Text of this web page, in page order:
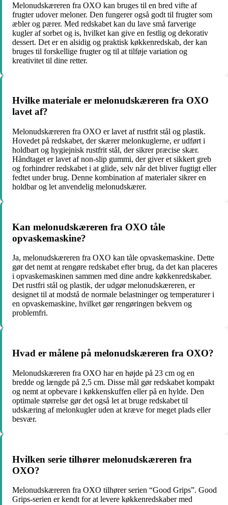
Melonudskæreren fra OXO kan bruges til en bred vifte af
frugter udover meloner. Den fungerer også godt til frugter som
æbler og pærer. Med redskabet kan du lave små farverige
kugler af sorbet og is, hvilket kan give en festlig og dekorativ
dessert. Det er en alsidig og praktisk køkkenredskab, der kan
bruges til forskellige frugter og til at tilføje variation og
kreativitet til dine retter.
Hvilke materiale er melonudskæreren fra OXO
lavet af?
Melonudskæreren fra OXO er lavet af rustfrit stål og plastik.
Hovedet på redskabet, der skærer melonkuglerne, er udført i
holdbart og hygiejnisk rustfrit stål, der sikrer præcise skær.
Håndtaget er lavet af non-slip gummi, der giver et sikkert greb
og forhindrer redskabet i at glide, selv når det bliver fugtigt eller
fedtet under brug. Denne kombination af materialer sikrer en
holdbar og let anvendelig melonudskærer.
Kan melonudskæreren fra OXO tåle
opvaskemaskine?
Ja, melonudskæreren fra OXO kan tåle opvaskemaskine. Dette
gør det nemt at rengøre redskabet efter brug, da det kan placeres
i opvaskemaskinen sammen med dine andre køkkenredskaber.
Det rustfri stål og plastik, der udgør melonudskæreren, er
designet til at modstå de normale belastninger og temperaturer i
en opvaskemaskine, hvilket gør rengøringen bekvem og
problemfri.
Hvad er målene på melonudskæreren fra OXO?
Melonudskæreren fra OXO har en højde på 23 cm og en
bredde og længde på 2,5 cm. Disse mål gør redskabet kompakt
og nemt at opbevare i køkkenskuffen eller på en hylde. Den
optimale størrelse gør det også let at bruge redskabet til
udskæring af melonkugler uden at kræve for meget plads eller
besvær.
Hvilken serie tilhører melonudskæreren fra
OXO?
Melonudskæreren fra OXO tilhører serien “Good Grips”. Good
Grips-serien er kendt for at levere køkkenredskaber med